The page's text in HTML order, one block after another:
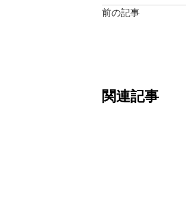
前の記事
関連記事